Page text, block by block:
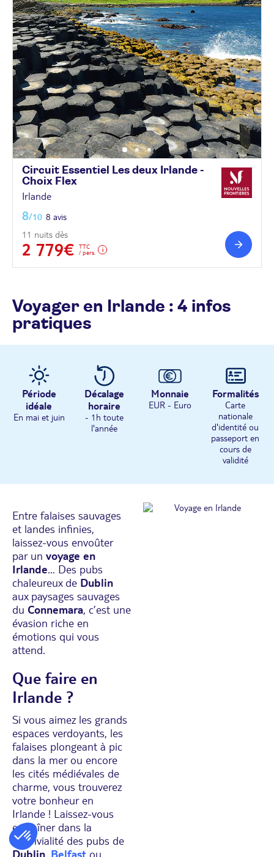
Circuit Essentiel Les deux Irlande -
Choix Flex
Irlande
8/10 8 avis
11 nuits dès
2 779€
TTC
/ pers.
Voyager en Irlande : 4 infos
pratiques
Période
idéale
En mai et juin
Décalage
horaire
- 1h toute
l'année
Monnaie
EUR - Euro
Formalités
Carte
nationale
d'identité ou
passeport en
cours de
validité
Entre falaises sauvages
et landes infinies,
laissez-vous envoûter
par un voyage en
Irlande… Des pubs
chaleureux de Dublin
aux paysages sauvages
du Connemara, c’est une
évasion riche en
émotions qui vous
attend.
Que faire en
Irlande ?
Si vous aimez les grands
espaces verdoyants, les
falaises plongeant à pic
dans la mer ou encore
les cités médiévales de
charme, vous trouverez
votre bonheur en
Irlande ! Laissez-vous
entraîner dans la
convivialité des pubs de
Dublin Belfast ou